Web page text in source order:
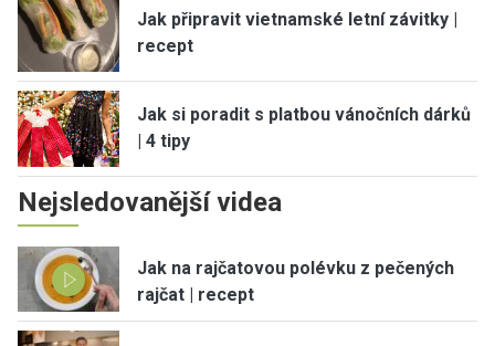
Jak připravit vietnamské letní závitky |
recept
Jak si poradit s platbou vánočních dárků
| 4 tipy
Nejsledovanější videa
Jak na rajčatovou polévku z pečených
rajčat | recept